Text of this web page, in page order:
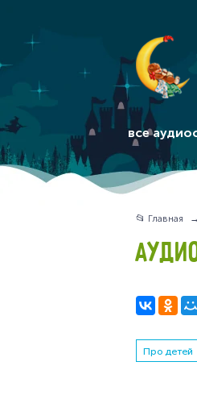
все
📂 Главная
Про детей